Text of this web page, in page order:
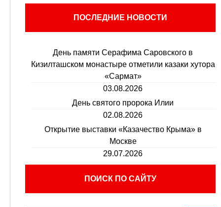
ПОСЛЕДНИЕ НОВОСТИ
День памяти Серафима Саровского в
Кизилташском монастыре отметили казаки хутора
«Сармат»
03.08.2026
День святого пророка Илии
02.08.2026
Открытие выставки «Казачество Крыма» в
Москве
29.07.2026
ПОИСК ПО САЙТУ